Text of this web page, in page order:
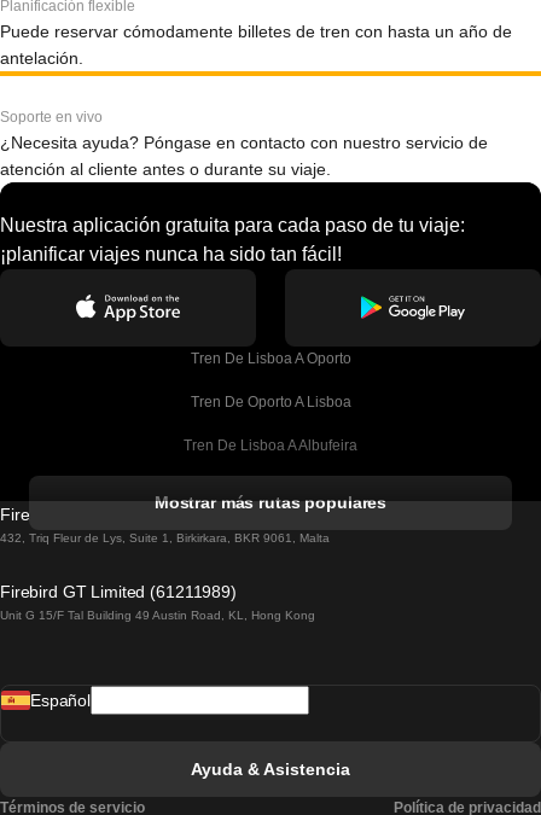
Planificación flexible
Puede reservar cómodamente billetes de tren con hasta un año de
antelación.
Soporte en vivo
¿Necesita ayuda? Póngase en contacto con nuestro servicio de
atención al cliente antes o durante su viaje.
Nuestra aplicación gratuita para cada paso de tu viaje:
¡planificar viajes nunca ha sido tan fácil!
Tren De Lisboa A Oporto
Tren De Oporto A Lisboa
Tren De Lisboa A Albufeira
Tren De Lisboa A Lagos
Tren De Lisboa A Madrid
Mostrar más rutas populares
Firebird GT Limited (OC 1451)
432, Triq Fleur de Lys, Suite 1, Birkirkara, BKR 9061, Malta
Firebird GT Limited (61211989)
Unit G 15/F Tal Building 49 Austin Road, KL, Hong Kong
Español
Ayuda & Asistencia
Términos de servicio Política de privacidad